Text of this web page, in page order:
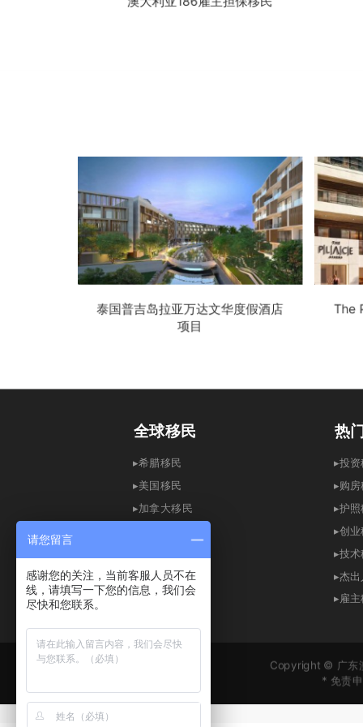
泰国普吉岛拉亚万达文华度假酒店
项目
The
Copyright © 广东
* 免责
▸
▸购
▸护
▸创
▸技
▸杰
▸雇
▸希腊移民
▸美国移民
▸加拿大移民
▸爱尔兰移民
▸新加坡移民
热
全球移民
请您留言
感谢您的关注，当前客服人员不在
线，请填写一下您的信息，我们会
尽快和您联系。